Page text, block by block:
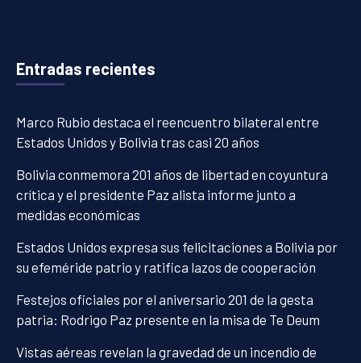
Entradas recientes
Marco Rubio destaca el reencuentro bilateral entre
Estados Unidos y Bolivia tras casi 20 años
Bolivia conmemora 201 años de libertad en coyuntura
crítica y el presidente Paz alista informe junto a
medidas económicas
Estados Unidos expresa sus felicitaciones a Bolivia por
su efeméride patrio y ratifica lazos de cooperación
Festejos oficiales por el aniversario 201 de la gesta
patria: Rodrigo Paz presente en la misa de Te Deum
Vistas aéreas revelan la gravedad de un incendio de